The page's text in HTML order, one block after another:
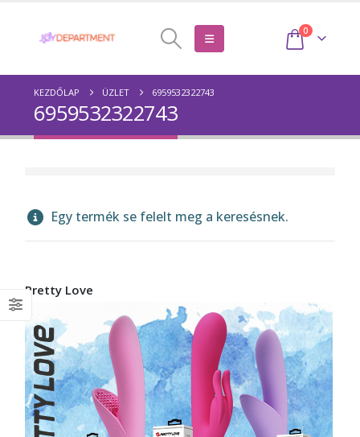
0
KEZDŐLAP ÜZLET 6959532322743
6959532322743
Egy termék se felelt meg a keresésnek.
Pretty Love